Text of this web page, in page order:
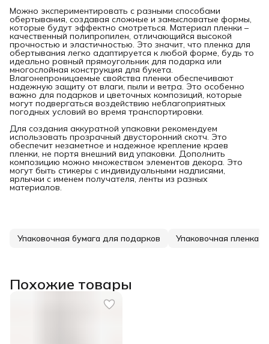
Можно экспериментировать с разными способами
обертывания, создавая сложные и замысловатые формы,
которые будут эффектно смотреться. Материал пленки –
качественный полипропилен, отличающийся высокой
прочностью и эластичностью. Это значит, что пленка для
обертывания легко адаптируется к любой форме, будь то
идеально ровный прямоугольник для подарка или
многослойная конструкция для букета.
Влагонепроницаемые свойства пленки обеспечивают
надежную защиту от влаги, пыли и ветра. Это особенно
важно для подарков и цветочных композиций, которые
могут подвергаться воздействию неблагоприятных
погодных условий во время транспортировки.
Для создания аккуратной упаковки рекомендуем
использовать прозрачный двусторонний скотч. Это
обеспечит незаметное и надежное крепление краев
пленки, не портя внешний вид упаковки. Дополнить
композицию можно множеством элементов декора. Это
могут быть стикеры с индивидуальными надписями,
ярлычки с именем получателя, ленты из разных
материалов.
Упаковочная бумага для подарков Упаковочная пленка
Похожие товары